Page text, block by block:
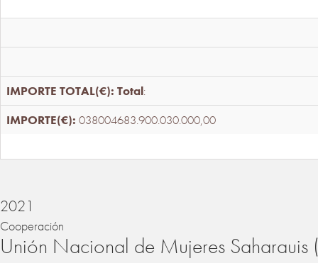
Total:
038004683.900.030.000,00
2021
Cooperación
Unión Nacional de Mujeres